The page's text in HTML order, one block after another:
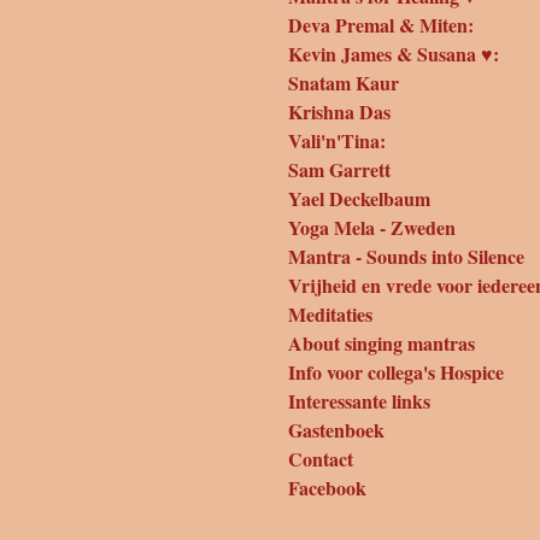
Deva Premal & Miten:
Kevin James & Susana ♥:
Snatam Kaur
Krishna Das
Vali'n'Tina:
Sam Garrett
Yael Deckelbaum
Yoga Mela - Zweden
Mantra - Sounds into Silence
Vrijheid en vrede voor
Meditaties
About singing mantras
Info voor collega's Hospice
Interessante links
Gastenboek
Contact
Facebook